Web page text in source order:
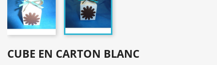
CUBE EN CARTON BLANC